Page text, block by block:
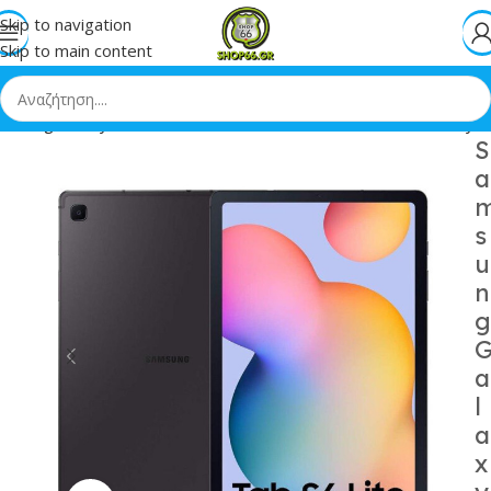
Skip to navigation
Skip to main content
Galaxy Tab S6 Lite 2022 10.4 4GB/128GB Oxford Gray
S
a
s
u
n
g
a
l
a
x